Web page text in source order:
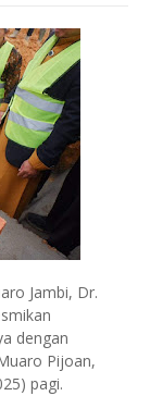
Jambi, Dr.
dengan
Pijoan,
pagi.